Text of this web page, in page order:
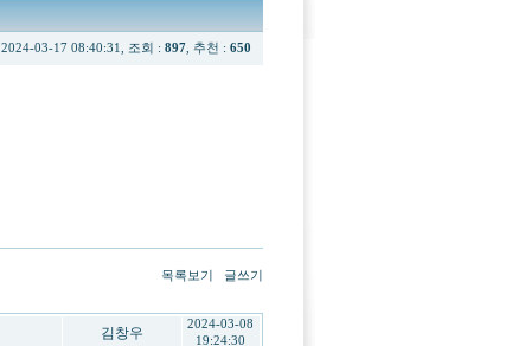
2024-03-17 08:40:31, 조회 : 897, 추천 : 650
목록보기 글쓰기
김창우
2024-03-08
19:24:30